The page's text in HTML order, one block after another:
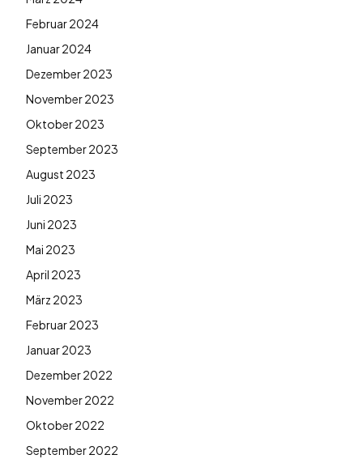
Februar 2024
Januar 2024
Dezember 2023
November 2023
Oktober 2023
September 2023
August 2023
Juli 2023
Juni 2023
Mai 2023
April 2023
März 2023
Februar 2023
Januar 2023
Dezember 2022
November 2022
Oktober 2022
September 2022